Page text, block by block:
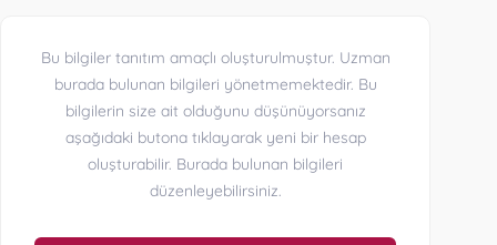
Bu bilgiler tanıtım amaçlı oluşturulmuştur. Uzman
burada bulunan bilgileri yönetmemektedir. Bu
bilgilerin size ait olduğunu düşünüyorsanız
aşağıdaki butona tıklayarak yeni bir hesap
oluşturabilir. Burada bulunan bilgileri
düzenleyebilirsiniz.